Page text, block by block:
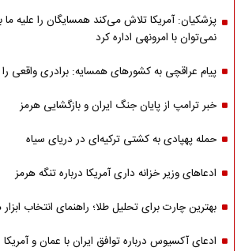
پزشکیان: آمریکا تلاش می‌کند همسایگان را علیه
نمی‌توان با امرونهی اداره کرد
پیام عراقچی به کشورهای همسایه: برادری واقعی
خبر ترامپ از پایان جنگ ایران و بازگشایی هرمز
حمله پهپادی به کشتی ترکیه‌ای در دریای سیاه
ادعاهای وزیر خزانه داری آمریکا درباره تنگه هرمز
بهترین چارت برای تحلیل طلا؛ راهنمای انتخاب
ادعای آکسیوس درباره توافق ایران با عمان و آمریکا